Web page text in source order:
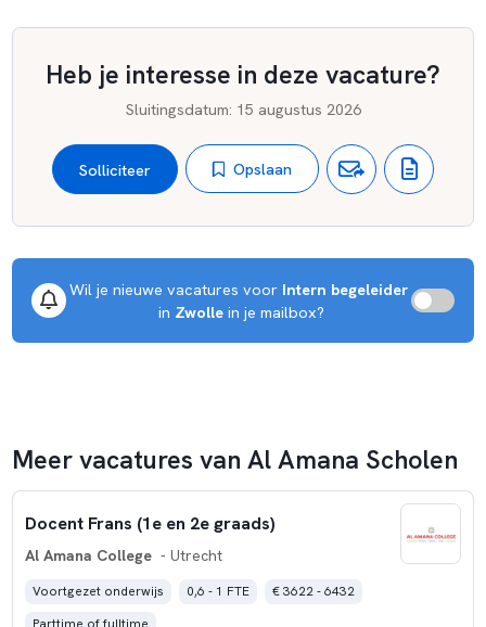
Heb je interesse in deze vacature?
Sluitingsdatum: 15 augustus 2026
Solliciteer Opslaan
Wil je nieuwe vacatures voor Intern begeleider
in Zwolle in je mailbox?
Meer vacatures van Al Amana Scholen
Docent Frans (1e en 2e graads)
Al Amana College - Utrecht
Voortgezet onderwijs 0,6 - 1 FTE
€ 3622 - 6432